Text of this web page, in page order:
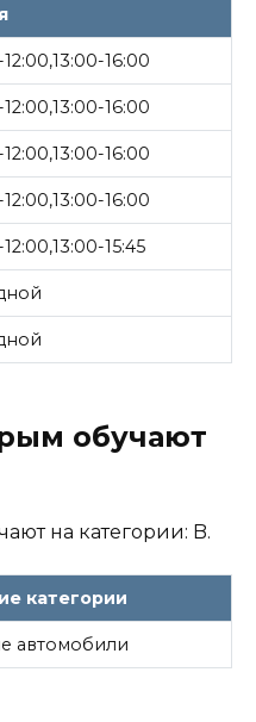
16:00
16:00
16:00
16:00
15:45
обучают
на категории: B.
категории
автомобили